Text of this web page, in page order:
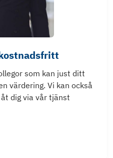
som kan just ditt
värdering. Vi kan också
dig via vår tjänst